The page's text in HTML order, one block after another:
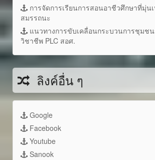
การจัดการเรียนการสอนอาชีวศึกษาที่มุ่น
สมรรถนะ
แนวทางการขับเคลื่อนกระบวนการชุมชน
วิชาชีพ PLC สอศ.
ลิงค์อื่น ๆ
Google
Facebook
Youtube
Sanook